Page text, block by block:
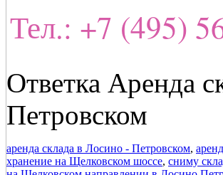
Тел.: +7 (495)
Ответка Аренда
Петровском
аренда склада в Лосино - Петровском,
хранение на Щелковском шоссе, сниму